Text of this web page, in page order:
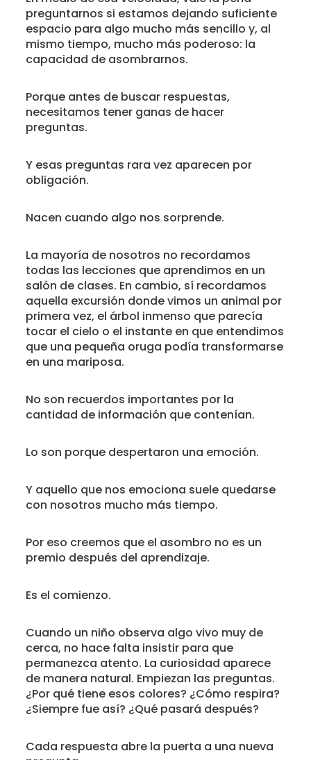
preguntarnos si estamos dejando suficiente
espacio para algo mucho más sencillo y, al
mismo tiempo, mucho más poderoso: la
capacidad de asombrarnos.
Porque antes de buscar respuestas,
necesitamos tener ganas de hacer
preguntas.
Y esas preguntas rara vez aparecen por
obligación.
Nacen cuando algo nos sorprende.
La mayoría de nosotros no recordamos
todas las lecciones que aprendimos en un
salón de clases. En cambio, sí recordamos
aquella excursión donde vimos un animal por
primera vez, el árbol inmenso que parecía
tocar el cielo o el instante en que entendimos
que una pequeña oruga podía transformarse
en una mariposa.
No son recuerdos importantes por la
cantidad de información que contenían.
Lo son porque despertaron una emoción.
Y aquello que nos emociona suele quedarse
con nosotros mucho más tiempo.
Por eso creemos que el asombro no es un
premio después del aprendizaje.
Es el comienzo.
Cuando un niño observa algo vivo muy de
cerca, no hace falta insistir para que
permanezca atento. La curiosidad aparece
de manera natural. Empiezan las preguntas.
¿Por qué tiene esos colores? ¿Cómo respira?
¿Siempre fue así? ¿Qué pasará después?
Cada respuesta abre la puerta a una nueva